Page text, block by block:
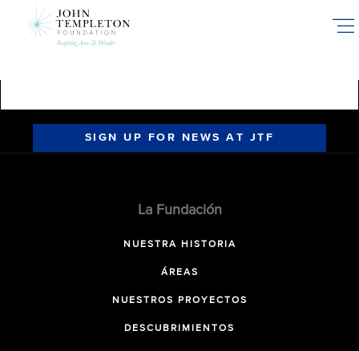
SIGN UP FOR NEWS AT JTF
La Fundación
NUESTRA HISTORIA
ÁREAS
NUESTROS PROYECTOS
DESCUBRIMIENTOS